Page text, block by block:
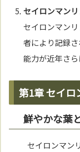
セイロンマン
セイロンマンリ
者により記録
能力が近年さら
第1章 セイロ
鮮やかな葉
セイロンマン